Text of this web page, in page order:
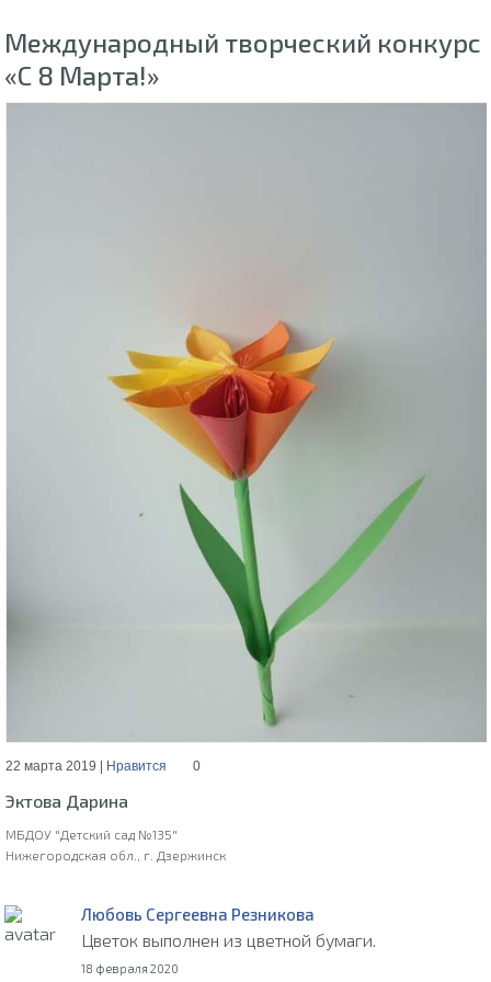
Международный творческий конкурс
«С 8 Марта!»
22 марта 2019 | Нравится 0
Эктова Дарина
МБДОУ "Детский сад №135"
Нижегородская обл., г. Дзержинск
Любовь Сергеевна Резникова
Цветок выполнен из цветной бумаги.
18 февраля 2020